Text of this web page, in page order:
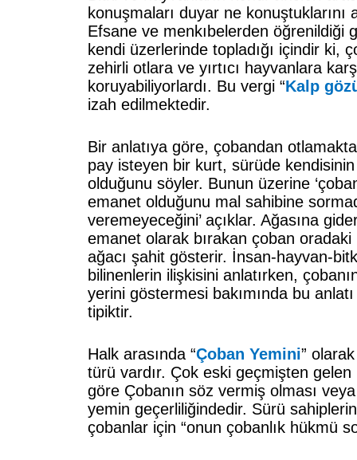
konuşmaları duyar ne konuştuklarını
Efsane ve menkıbelerden öğrenildiği
kendi üzerlerinde topladığı içindir ki,
zehirli otlara ve yırtıcı hayvanlara
koruyabiliyorlardı. Bu vergi “Kalp
izah edilmektedir.
Bir anlatıya göre, çobandan
pay isteyen bir kurt, sürüde kendisinin
olduğunu söyler. Bunun üzerine
emanet olduğunu mal sahibine
veremeyeceğini’ açıklar. Ağasına
emanet olarak bırakan çoban oradaki
ağacı şahit gösterir. İnsan-hayvan-
bilinenlerin ilişkisini anlatırken,
yerini göstermesi bakımında bu
tipiktir.
Halk arasında “Çoban Yemini”
türü vardır. Çok eski geçmişten
göre Çobanın söz vermiş olması
yemin geçerliliğindedir. Sürü
çobanlar için “onun çobanlık hükmü